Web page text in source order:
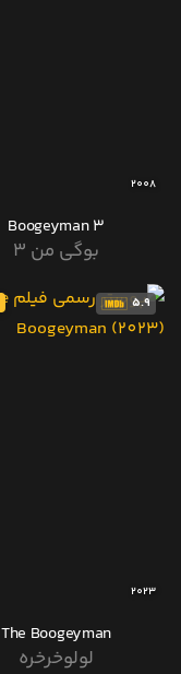
2008
Boogeyman 3
بوگی من 3
5.9
2023
The Boogeyman
لولوخرخره